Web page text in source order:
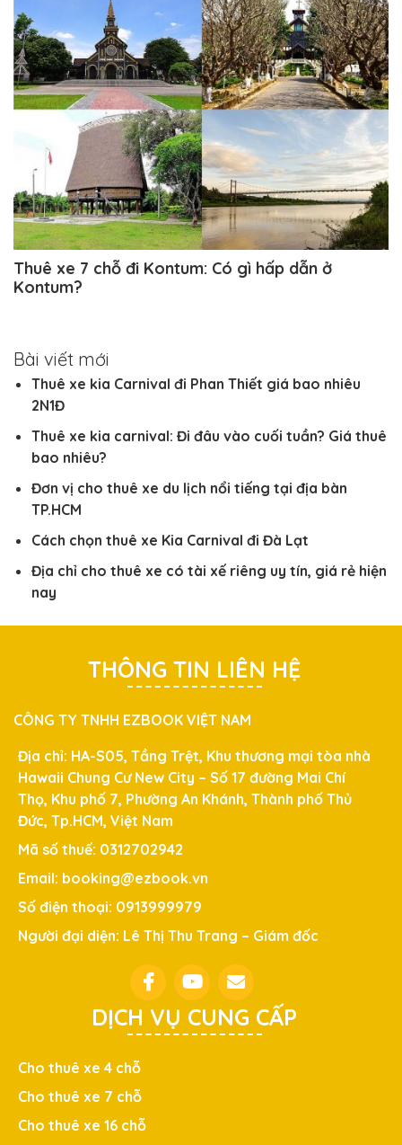
Thuê xe 7 chỗ đi Kontum: Có gì hấp dẫn ở
Kontum?
Bài viết mới
Thuê xe kia Carnival đi Phan Thiết giá bao nhiêu
2N1Đ
Thuê xe kia carnival: Đi đâu vào cuối tuần? Giá thuê
bao nhiêu?
Đơn vị cho thuê xe du lịch nổi tiếng tại địa bàn
TP.HCM
Cách chọn thuê xe Kia Carnival đi Đà Lạt
Địa chỉ cho thuê xe có tài xế riêng uy tín, giá rẻ hiện
nay
THÔNG TIN LIÊN HỆ
CÔNG TY TNHH EZBOOK VIỆT NAM
Địa chỉ: HA-S05, Tầng Trệt, Khu thương mại tòa nhà
Hawaii Chung Cư New City – Số 17 đường Mai Chí
Thọ, Khu phố 7, Phường An Khánh, Thành phố Thủ
Đức, Tp.HCM, Việt Nam
Mã số thuế: 0312702942
Email: booking@ezbook.vn
Số điện thoại: 0913999979
Người đại diện: Lê Thị Thu Trang – Giám đốc
DỊCH VỤ CUNG CẤP
Cho thuê xe 4 chỗ
Cho thuê xe 7 chỗ
Cho thuê xe 16 chỗ